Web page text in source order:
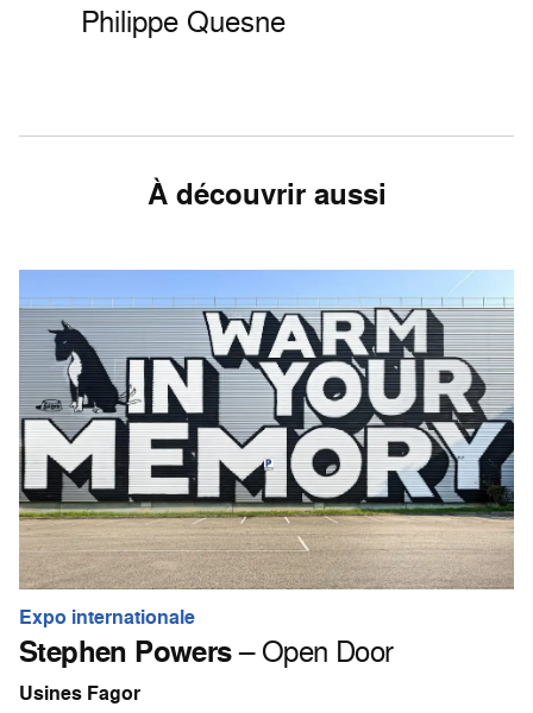
Philippe Quesne
À découvrir aussi
Expo internationale
Stephen Powers– Open Door
Usines Fagor